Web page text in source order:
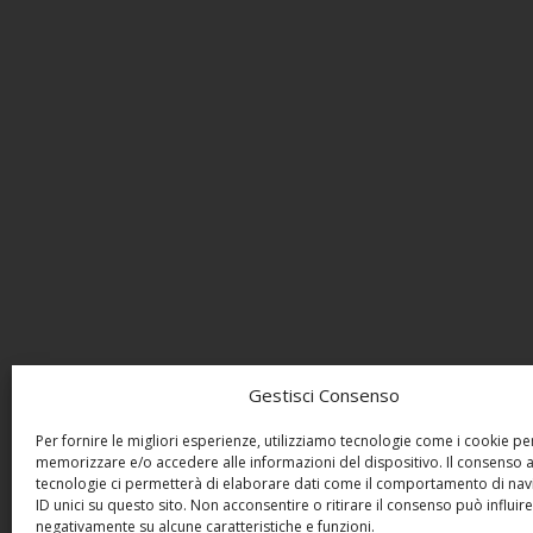
Gestisci Consenso
Per fornire le migliori esperienze, utilizziamo tecnologie come i cookie
memorizzare e/o accedere alle informazioni del dispositivo. Il consenso
tecnologie ci permetterà di elaborare dati come il comportamento di
ID unici su questo sito. Non acconsentire o ritirare il consenso può influire
negativamente su alcune caratteristiche e funzioni.